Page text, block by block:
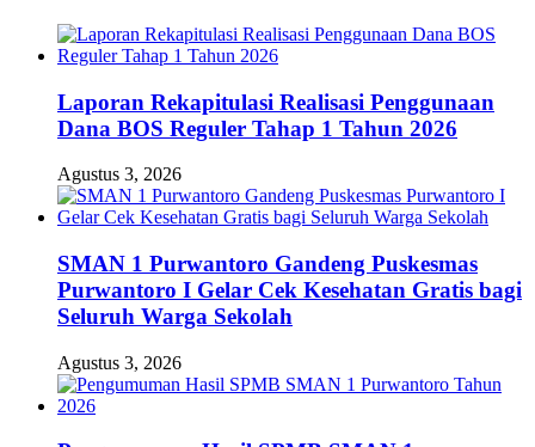
Laporan Rekapitulasi Realisasi Penggunaan
Dana BOS Reguler Tahap 1 Tahun 2026
Agustus 3, 2026
SMAN 1 Purwantoro Gandeng Puskesmas
Purwantoro I Gelar Cek Kesehatan Gratis bagi
Seluruh Warga Sekolah
Agustus 3, 2026